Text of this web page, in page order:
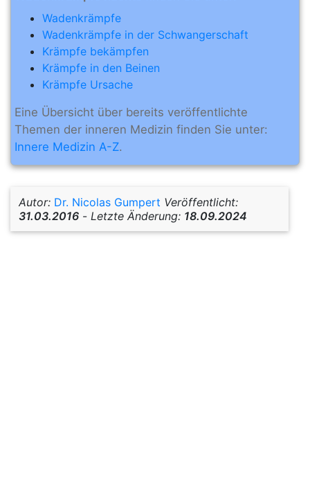
Wadenkrämpfe
Wadenkrämpfe in der Schwangerschaft
Krämpfe bekämpfen
Krämpfe in den Beinen
Krämpfe Ursache
Eine Übersicht über bereits veröffentlichte
Themen der inneren Medizin finden Sie unter:
Innere Medizin A-Z.
Autor: Dr. Nicolas Gumpert Veröffentlicht:
31.03.2016 - Letzte Änderung: 18.09.2024